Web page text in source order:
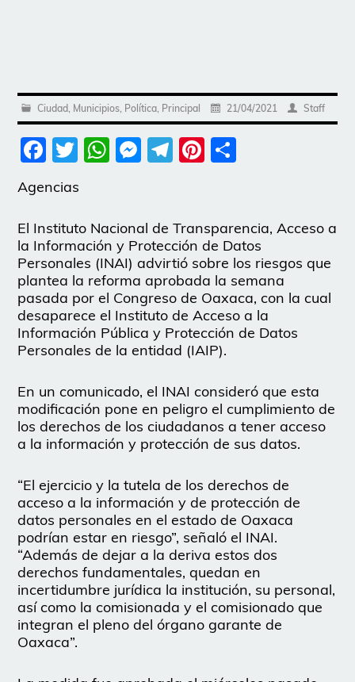
Ciudad Municipios Política Principal 21/04/2021 Staff
Facebook
Twitter
WhatsApp
Messenger
Telegram
Pinterest
Agencias
El Instituto Nacional de Transparencia, Acceso a
la Información y Protección de Datos
Personales (INAI) advirtió sobre los riesgos que
plantea la reforma aprobada la semana
pasada por el Congreso de Oaxaca, con la cual
desaparece el Instituto de Acceso a la
Información Pública y Protección de Datos
Personales de la entidad (IAIP).
En un comunicado, el INAI consideró que esta
modificación pone en peligro el cumplimiento de
los derechos de los ciudadanos a tener acceso
a la información y protección de sus datos.
“El ejercicio y la tutela de los derechos de
acceso a la información y de protección de
datos personales en el estado de Oaxaca
podrían estar en riesgo”, señaló el INAI.
“Además de dejar a la deriva estos dos
derechos fundamentales, quedan en
incertidumbre jurídica la institución, su personal,
así como la comisionada y el comisionado que
integran el pleno del órgano garante de
Oaxaca”.